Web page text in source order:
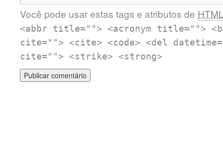
Você pode usar estas tags e atributos de
<abbr title=""> <acronym title="">
cite=""> <cite> <code> <del
cite=""> <strike> <strong>